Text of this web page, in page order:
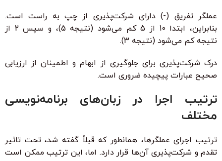
عملگر تفریق (-) دارای شرکت‌پذیری از چپ به راست است.
بنابراین، ابتدا 10 از 5 کم می‌شود (نتیجه 5)، و سپس 2 از
نتیجه کم می‌شود (نتیجه 3).
درک شرکت‌پذیری برای جلوگیری از ابهام و اطمینان از ارزیابی
صحیح عبارات پیچیده ضروری است.
ترتیب اجرا در زبان‌های برنامه‌نویسی
مختلف
ترتیب اجرای عملگرها، همانطور که قبلاً گفته شد، تحت تاثیر
تقدم و شرکت‌پذیری آن‌ها قرار دارد. اما، این ترتیب ممکن است